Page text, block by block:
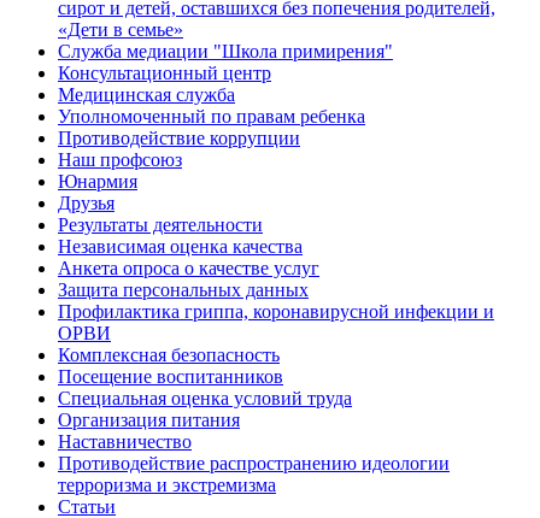
сирот и детей, оставшихся без попечения родителей,
«Дети в семье»
Служба медиации "Школа примирения"
Консультационный центр
Медицинская служба
Уполномоченный по правам ребенка
Противодействие коррупции
Наш профсоюз
Юнармия
Друзья
Результаты деятельности
Независимая оценка качества
Анкета опроса о качестве услуг
Защита персональных данных
Профилактика гриппа, коронавирусной инфекции и
ОРВИ
Комплексная безопасность
Посещение воспитанников
Специальная оценка условий труда
Организация питания
Наставничество
Противодействие распространению идеологии
терроризма и экстремизма
Статьи